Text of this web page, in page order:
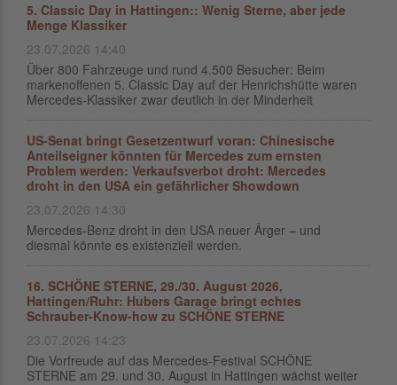
5. Classic Day in Hattingen:: Wenig Sterne, aber jede
Menge Klassiker
23.07.2026 14:40
Über 800 Fahrzeuge und rund 4.500 Besucher: Beim
markenoffenen 5. Classic Day auf der Henrichshütte waren
Mercedes-Klassiker zwar deutlich in der Minderheit
US-Senat bringt Gesetzentwurf voran: Chinesische
Anteilseigner könnten für Mercedes zum ernsten
Problem werden: Verkaufsverbot droht: Mercedes
droht in den USA ein gefährlicher Showdown
23.07.2026 14:30
Mercedes-Benz droht in den USA neuer Ärger – und
diesmal könnte es existenziell werden.
16. SCHÖNE STERNE, 29./30. August 2026,
Hattingen/Ruhr: Hubers Garage bringt echtes
Schrauber-Know-how zu SCHÖNE STERNE
23.07.2026 14:23
Die Vorfreude auf das Mercedes-Festival SCHÖNE
STERNE am 29. und 30. August in Hattingen wächst weiter